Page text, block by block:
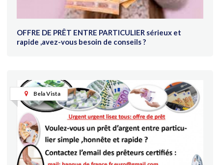
OFFRE DE PRÊT ENTRE PARTICULIER sérieux et
rapide ,avez-vous besoin de conseils ?
Bela Vista